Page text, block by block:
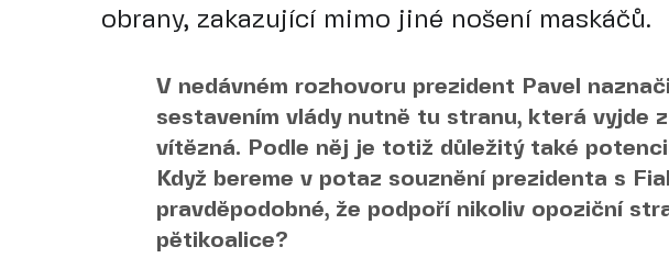
obrany, zakazující mimo jiné nošení maskáčů.
V nedávném rozhovoru prezident Pavel
sestavením vlády nutně tu stranu, která vyjde
vítězná. Podle něj je totiž důležitý také
Když bereme v potaz souznění prezidenta s
pravděpodobné, že podpoří nikoliv opoziční
pětikoalice?